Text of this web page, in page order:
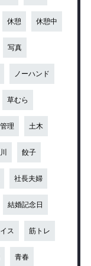
休憩 休憩中
写真
ノーハンド
草むら
理 土木
餃子
社長夫婦
結婚記念日
ス 筋トレ
青春